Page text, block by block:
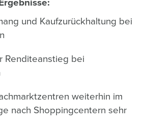
und Kaufzurückhaltung bei
Renditeanstieg bei
weiterhin im
nach Shoppingcentern sehr